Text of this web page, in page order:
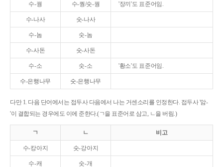
수-꿩 수-퀑/숫-꿩 '장끼'도 표준어임.
수-나사 숫-나사
수-놈 숫-놈
수-사돈 숫-사돈
수-소 숫-소 '황소'도 표준어임.
수-은행나무 숫-은행나무
다만 1. 다음 단어에서는 접두사 다음에서 나는 거센소리를 인정한다. 접두사 '암-
'이 결합되는 경우에도 이에 준한다.(ㄱ을 표준어로 삼고, ㄴ을 버림.)
ㄱ ㄴ 비고
수-캉아지 숫-강아지
수-캐 숫-개